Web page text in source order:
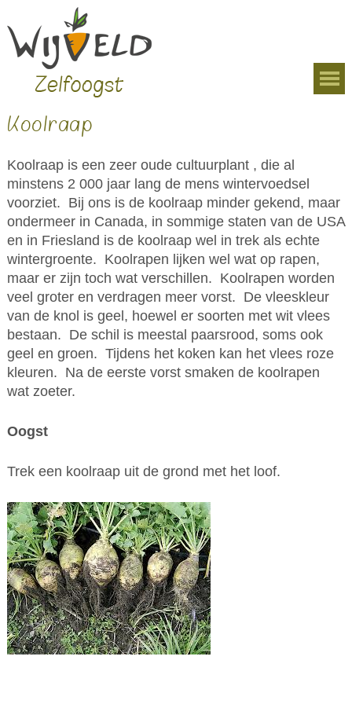
Overslaan en naar de algemene inhoud gaan
U bent hier
Koolraap
Koolraap is een zeer oude cultuurplant , die al
minstens 2 000 jaar lang de mens wintervoedsel
voorziet. Bij ons is de koolraap minder gekend, maar
ondermeer in Canada, in sommige staten van de USA
en in Friesland is de koolraap wel in trek als echte
wintergroente. Koolrapen lijken wel wat op rapen,
maar er zijn toch wat verschillen. Koolrapen worden
veel groter en verdragen meer vorst. De vleeskleur
van de knol is geel, hoewel er soorten met wit vlees
bestaan. De schil is meestal paarsrood, soms ook
geel en groen. Tijdens het koken kan het vlees roze
kleuren. Na de eerste vorst smaken de koolrapen
wat zoeter.
Oogst
Trek een koolraap uit de grond met het loof.